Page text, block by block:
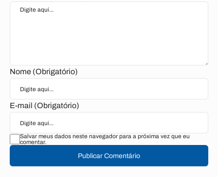
Nome (Obrigatório)
E-mail (Obrigatório)
Salvar meus dados neste navegador para a próxima vez que eu
comentar.
Publicar Comentário